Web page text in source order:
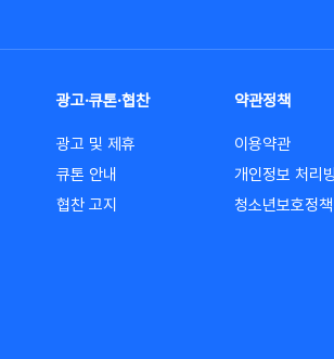
광고·큐톤·협찬
광고 및 제휴
큐톤 안내
협찬 고지
약관정책
이용약관
개인정보 처리
청소년보호정책